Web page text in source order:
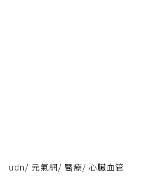
udn/ 元氣網/ 醫療/ 心臟血管